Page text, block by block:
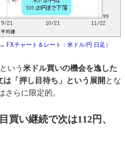
FXチャート＆レート：米ドル/円 日足 ）
いう 米ドル買いの機会を逸した
「押し目待ち」という展開 とな
さらに限定的。
買い継続で次は112円、